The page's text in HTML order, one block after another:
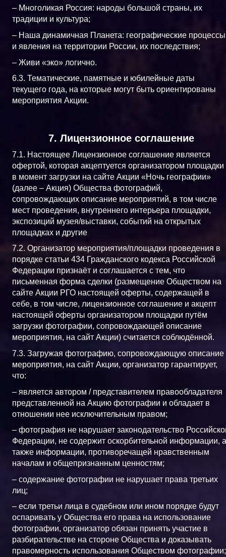
– Многоликая Россия: народы большой страны, их
традиции и культура;
– Наша динамичная Планета: географические процессы
и явления на территории России, их последствия;
– Живи «эко» логично.
6.3. Тематические, памятные и юбилейные даты
текущего года, на которые могут быть ориентированы
мероприятия Акции.
7. Лицензионное соглашение
7.1. Настоящее Лицензионное соглашение является
офертой, которая акцептуется организатором площадки
в момент загрузки на сайте Акции «Ночь географии»
(далее – Акция) Общества фотографий,
сопровождающих описание мероприятий, в том числе
мест проведения, внутреннего интерьера площадки,
экспозиций музея/выставки, событий на открытых
площадках и другие
7.2. Организатор мероприятия/площадки проведения в
порядке статьи 434 Гражданского кодекса Российской
Федерации признаёт и соглашается с тем, что
письменная форма сделки (размещение Обществом на
сайте Акции РГО настоящей оферты, содержащей в
себе, в том числе, лицензионное соглашение и акцепт
настоящей оферты организатором площадки путём
загрузки фотографии, сопровождающей описание
мероприятия, на сайт Акции) считается соблюдённой.
7.3. Загружая фотографию, сопровождающую описание
мероприятия, на сайт Акции, организатор гарантирует,
что:
– является автором / представителем правообладателя
представленной на Акцию фотографии и обладает в
отношении нее исключительным правом;
– фотография не нарушает законодательство
Федерации, не содержит оскорбительной информации, а
также информации, противоречащей нравственным
началам и общепризнанным ценностям;
– содержание фотографии не нарушает права третьих
лиц;
– если третьи лица в судебном или ином порядке будут
оспаривать у Общества его права на использование
фотографии, организатор обязан принять участие в
разбирательстве на стороне Общества и доказывать
правомерность использования Обществом фотографии;